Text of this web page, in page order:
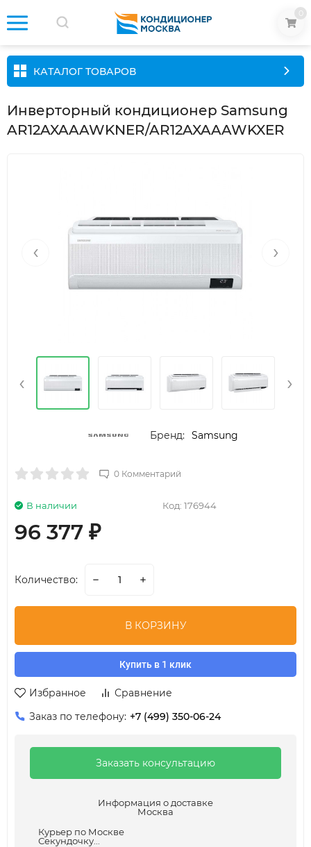
КАТАЛОГ ТОВАРОВ
Инверторный кондиционер Samsung
AR12AXAAAWKNER/AR12AXAAAWKXER
‹ ›
‹ ›
Бренд: Samsung
0 Комментарий
Код: 176944
В наличии
96 377 ₽
Количество:
В КОРЗИНУ
Купить в 1 клик
Избранное
Сравнение
Заказ по телефону: +7 (499) 350-06-24
Заказать консультацию
Информация о доставке
Москва
Курьер по Москве
Секундочку...